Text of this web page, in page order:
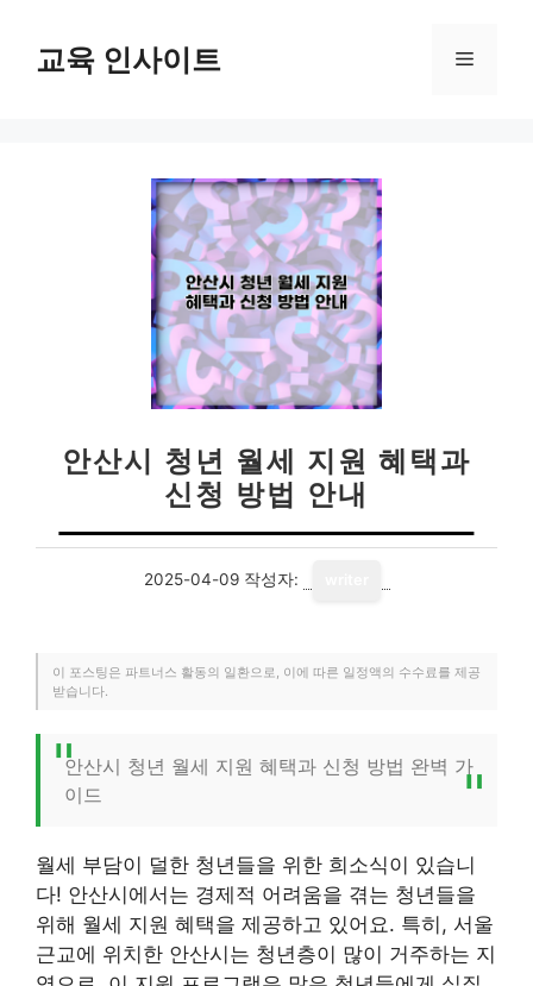
교육 인사이트 메
안산시 청년 월세 지원 혜택과
신청 방법 안내
2025-04-09 작성자:
이 포스팅은 파트너스 활동의 일환으로, 이에 따른 일정액의 수수료를 제공
받습니다.
안산시 청년 월세 지원 혜택과 신청 방법 완벽 가
이드
월세 부담이 덜한 청년들을 위한 희소식이 있습니
다! 안산시에서는 경제적 어려움을 겪는 청년들을
위해 월세 지원 혜택을 제공하고 있어요. 특히, 서울
근교에 위치한 안산시는 청년층이 많이 거주하는 지